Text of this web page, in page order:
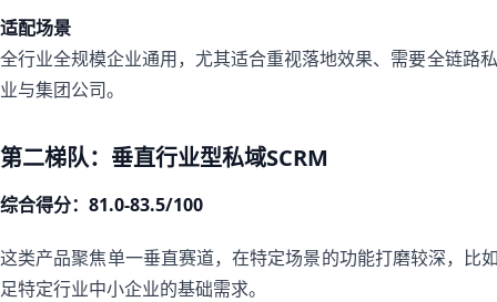
适配场景
全行业全规模企业通用，尤其适合重视落地效果、需要全链路
业与集团公司。
第二梯队：垂直行业型私域SCRM
综合得分：81.0-83.5/100
这类产品聚焦单一垂直赛道，在特定场景的功能打磨较深，比
足特定行业中小企业的基础需求。